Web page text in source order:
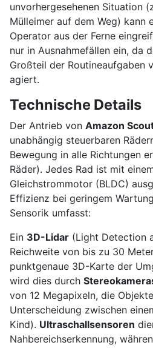
unvorhergesehenen Situation
Mülleimer auf dem Weg) kann
Operator aus der Ferne
nur in Ausnahmefällen ein, da
Großteil der Routineaufgaben
agiert.
Technische Details
Der Antrieb von Amazon
unabhängig steuerbaren
Bewegung in alle Richtungen
Räder). Jedes Rad ist mit
Gleichstrommotor (BLDC)
Effizienz bei geringem
Sensorik umfasst:
Ein 3D-Lidar (Light Detection
Reichweite von bis zu 30
punktgenaue 3D-Karte der
wird dies durch
von 12 Megapixeln, die
Unterscheidung zwischen
Kind). Ultraschallsensoren
Nahbereichserkennung,